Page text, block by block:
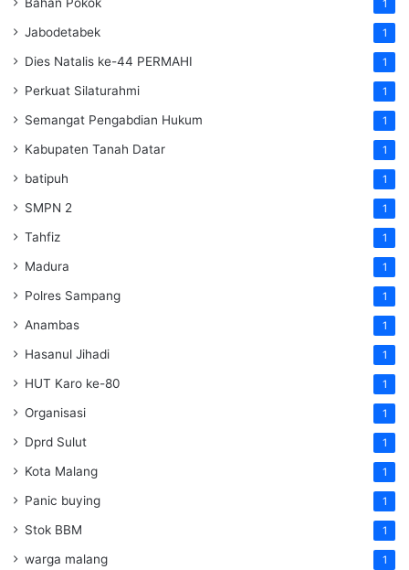
1
Jabodetabek 1
Dies Natalis ke-44 PERMAHI 1
Perkuat Silaturahmi 1
Semangat Pengabdian Hukum 1
Kabupaten Tanah Datar 1
batipuh 1
SMPN 2 1
Tahfiz 1
Madura 1
Polres Sampang 1
Anambas 1
Hasanul Jihadi 1
HUT Karo ke-80 1
Organisasi 1
Dprd Sulut 1
Kota Malang 1
Panic buying 1
Stok BBM 1
warga malang 1